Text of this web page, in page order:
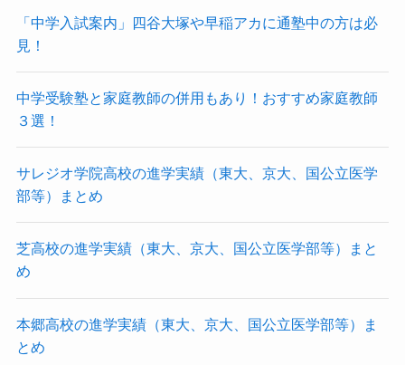
「中学入試案内」四谷大塚や早稲アカに通塾中の方は必
見！
中学受験塾と家庭教師の併用もあり！おすすめ家庭教師
３選！
サレジオ学院高校の進学実績（東大、京大、国公立医学
部等）まとめ
芝高校の進学実績（東大、京大、国公立医学部等）まと
め
本郷高校の進学実績（東大、京大、国公立医学部等）ま
とめ